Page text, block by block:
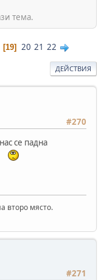
тема.
19 20 21 22
ДЕЙСТВИЯ
#270
се падна
второ място.
#271